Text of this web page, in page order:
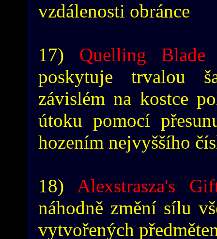
vzdálenosti obránce
17) Quelling Blade
poskytuje trvalou
závislém na kostce
útoku pomocí
hozením nejvyššího
18) Alexstrasza's
náhodně změní sílu
vytvořených